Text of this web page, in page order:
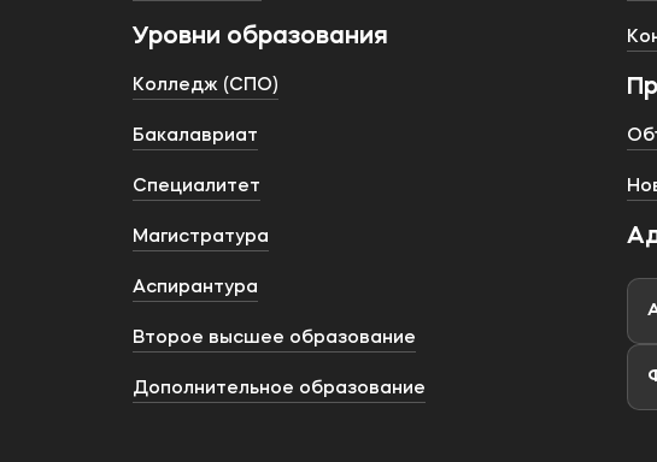
Уровни образования
Колледж (СПО)
Бакалавриат
Специалитет
Магистратура
Аспирантура
Второе высшее образование
Дополнительное образование